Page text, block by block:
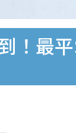
！最